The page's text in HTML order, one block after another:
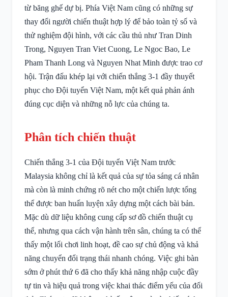
từ băng ghế dự bị. Phía Việt Nam cũng có những sự
thay đổi người chiến thuật hợp lý để bảo toàn tỷ số và
thử nghiệm đội hình, với các cầu thủ như Tran Dinh
Trong, Nguyen Tran Viet Cuong, Le Ngoc Bao, Le
Pham Thanh Long và Nguyen Nhat Minh được trao cơ
hội. Trận đấu khép lại với chiến thắng 3-1 đầy thuyết
phục cho Đội tuyển Việt Nam, một kết quả phản ánh
đúng cục diện và những nỗ lực của chúng ta.
Phân tích chiến thuật
Chiến thắng 3-1 của Đội tuyển Việt Nam trước
Malaysia không chỉ là kết quả của sự tỏa sáng cá nhân
mà còn là minh chứng rõ nét cho một chiến lược tổng
thể được ban huấn luyện xây dựng một cách bài bản.
Mặc dù dữ liệu không cung cấp sơ đồ chiến thuật cụ
thể, nhưng qua cách vận hành trên sân, chúng ta có thể
thấy một lối chơi linh hoạt, đề cao sự chủ động và khả
năng chuyển đổi trạng thái nhanh chóng. Việc ghi bàn
sớm ở phút thứ 6 đã cho thấy khả năng nhập cuộc đầy
tự tin và hiệu quả trong việc khai thác điểm yếu của đối